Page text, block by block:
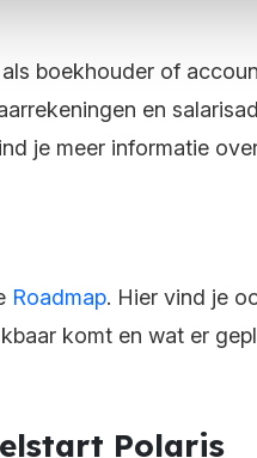
boekhouder of
en
je meer informatie
Roadmap. Hier vind je
komt en wat er
Polaris